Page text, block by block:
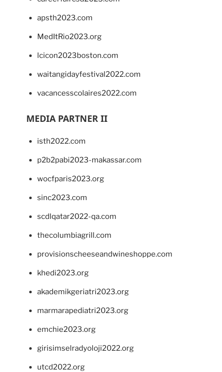
apsth2023.com
MedItRio2023.org
lcicon2023boston.com
waitangidayfestival2022.com
vacancesscolaires2022.com
MEDIA PARTNER II
isth2022.com
p2b2pabi2023-makassar.com
wocfparis2023.org
sinc2023.com
scdlqatar2022-qa.com
thecolumbiagrill.com
provisionscheeseandwineshoppe.com
khedi2023.org
akademikgeriatri2023.org
marmarapediatri2023.org
emchie2023.org
girisimselradyoloji2022.org
utcd2022.org